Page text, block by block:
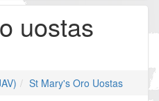
uostas
St Mary's Oro Uostas